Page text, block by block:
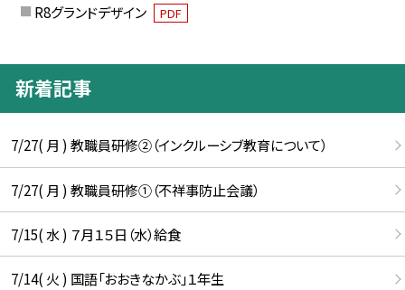
R8グランドデザイン PDF
新着記事
7/27( 月 ) 教職員研修②（インクルーシブ教育について）
7/27( 月 ) 教職員研修①（不祥事防止会議）
7/15( 水 ) ７月１５日（水）給食
7/14( 火 ) 国語「おおきなかぶ」１年生